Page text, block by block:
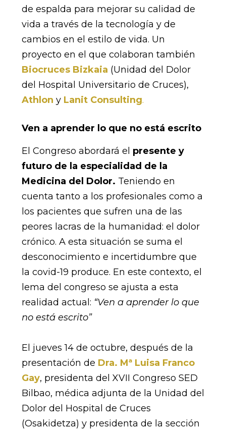
de espalda para mejorar su calidad de
vida a través de la tecnología y de
cambios en el estilo de vida. Un
proyecto en el que colaboran también
Biocruces Bizkaia (Unidad del Dolor
del Hospital Universitario de Cruces),
Athlon y Lanit Consulting.
Ven a aprender lo que no está escrito
El Congreso abordará el presente y
futuro de la especialidad de la
Medicina del Dolor. Teniendo en
cuenta tanto a los profesionales como a
los pacientes que sufren una de las
peores lacras de la humanidad: el dolor
crónico. A esta situación se suma el
desconocimiento e incertidumbre que
la covid-19 produce. En este contexto, el
lema del congreso se ajusta a esta
realidad actual: “Ven a aprender lo que
no está escrito”
El jueves 14 de octubre, después de la
presentación de Dra. Mª Luisa Franco
Gay, presidenta del XVII Congreso SED
Bilbao, médica adjunta de la Unidad del
Dolor del Hospital de Cruces
(Osakidetza) y presidenta de la sección